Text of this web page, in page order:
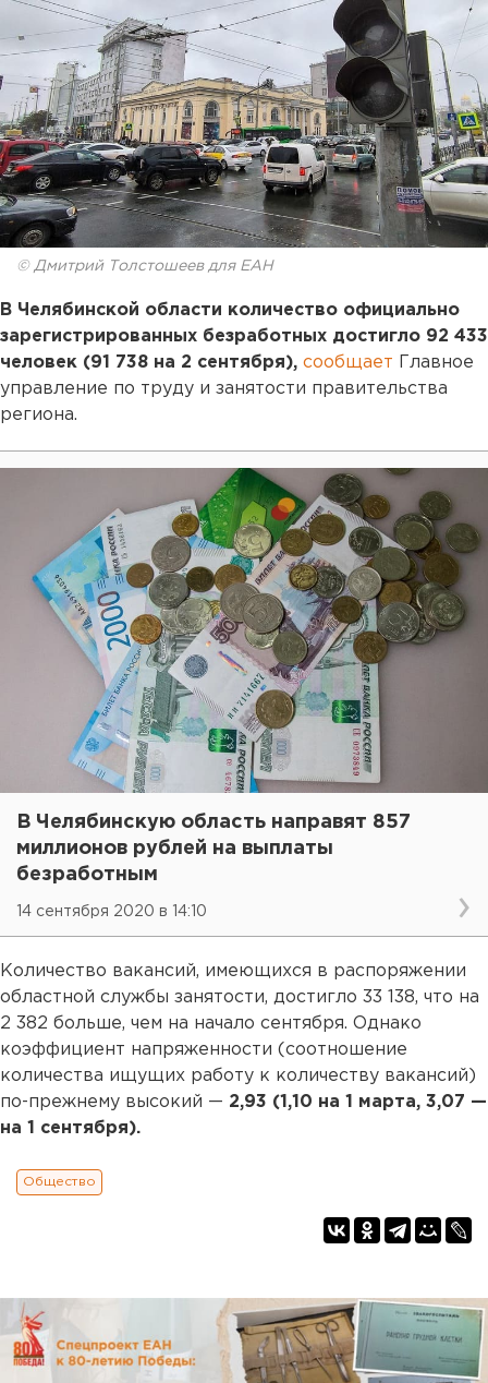
© Дмитрий Толстошеев для ЕАН
В Челябинской области количество официально
зарегистрированных безработных достигло 92 433
человек (91 738 на 2 сентября), сообщает
Главное
управление по труду и занятости правительства
региона.
В Челябинскую область направят 857
миллионов рублей на выплаты
безработным
14 сентября 2020 в 14:10
Количество вакансий, имеющихся в распоряжении
областной службы занятости, достигло 33 138, что на
2 382 больше, чем на начало сентября. Однако
коэффициент напряженности (соотношение
количества ищущих работу к количеству вакансий)
по-прежнему высокий — 2,93 (1,10 на 1 марта, 3,07 —
на 1 сентября).
Общество